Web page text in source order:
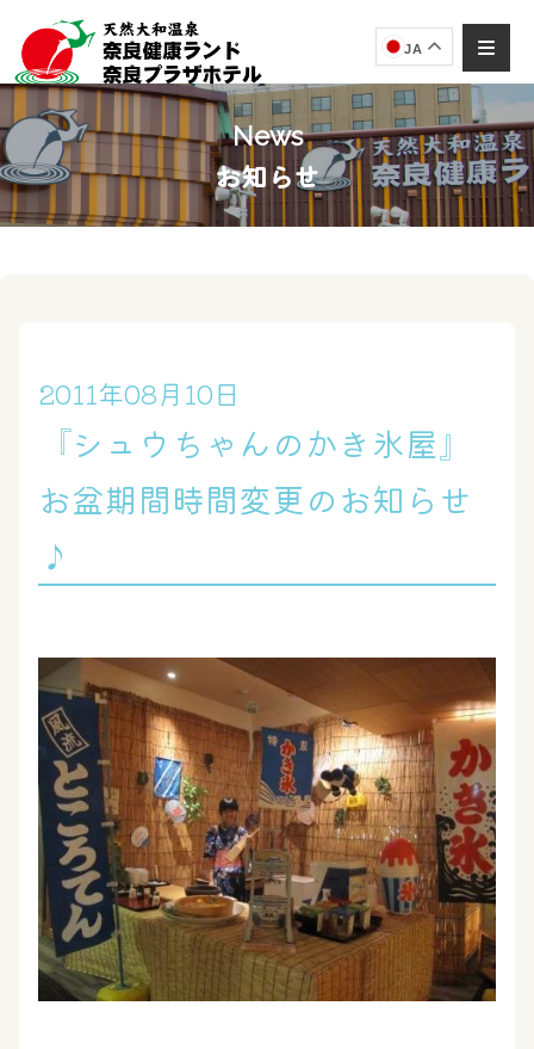
JA
News
お知らせ
2011年08月10日
『シュウちゃんのかき氷屋』
お盆期間時間変更のお知らせ
♪
奈良健康ランド
AIコンシェルジュ